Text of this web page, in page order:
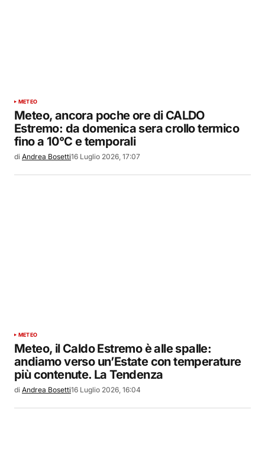
METEO
Meteo, ancora poche ore di CALDO
Estremo: da domenica sera crollo termico
fino a 10°C e temporali
di Andrea Bosetti16 Luglio 2026, 17:07
METEO
Meteo, il Caldo Estremo è alle spalle:
andiamo verso un’Estate con temperature
più contenute. La Tendenza
di Andrea Bosetti16 Luglio 2026, 16:04